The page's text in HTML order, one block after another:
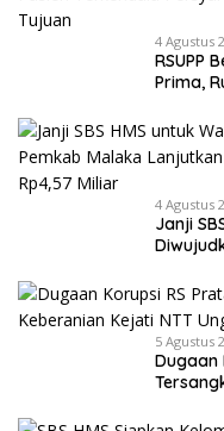
4 Agustus
RSUPP
Prima,
Tujuan
4 Agustus
Janji
5 Agustus
Dugaan